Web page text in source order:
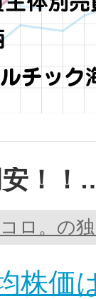
安！！
コロ。の
株価